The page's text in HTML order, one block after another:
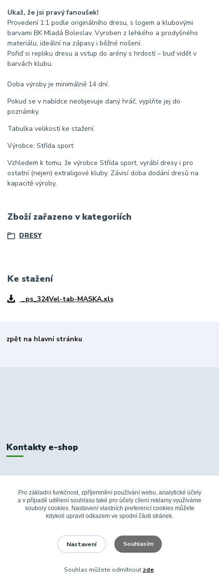
Ukaž, že jsi pravý fanoušek!
Provedení 1:1 podle originálního dresu, s logem a klubovými
barvami BK Mladá Boleslav. Vyroben z lehkého a prodyšného
materiálu, ideální na zápasy i běžné nošení.
Pořiď si repliku dresu a vstup do arény s hrdostí – buď vidět v
barvách klubu.
Doba výroby je minimálně 14 dní.
Pokud se v nabídce neobjevuje daný hráč, vyplňte jej do
poznámky.
Tabulka velikostí ke stažení.
Výrobce: Střída sport
Vzhledem k tomu, že výrobce Střída sport, vyrábí dresy i pro
ostatní (nejen) extraligové kluby. Závisí doba dodání dresů na
kapacitě výroby.
Zboží zařazeno v kategoriích
DRESY
Ke stažení
_ps_324Vel-tab-MASKA.xls
zpět na hlavní stránku
Kontakty e-shop
+420 326 748 155
info@fanshopbkboleslav.cz
Pro základní funkčnost, zpříjemnění používání webu, analytické účely
a v případě udělení souhlasu také pro účely cílení reklamy využíváme
soubory cookies. Nastavení vlastních preferencí cookies můžete
kdykoli upravit odkazem ve spodní části stránek.
Nastavení Souhlasím
Souhlas můžete odmítnout zde.